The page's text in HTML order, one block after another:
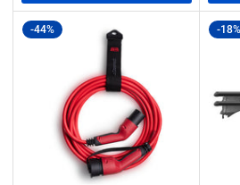
-44% -18%